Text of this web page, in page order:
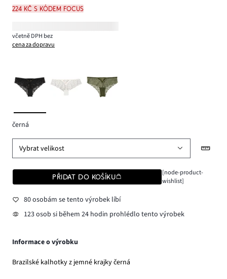
224 Kč s kódem FOCUS
včetně DPH bez
cena za dopravu
černá
Vybrat velikost
PŘIDAT DO KOŠÍKU
[node-product-
wishlist]
80 osobám se tento výrobek líbí
123 osob si během 24 hodin prohlédlo tento výrobek
Informace o výrobku
Brazilské kalhotky z jemné krajky černá